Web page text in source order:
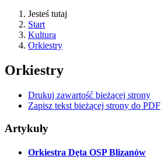
Jesteś tutaj
Start
Kultura
Orkiestry
Orkiestry
Drukuj zawartość bieżącej strony
Zapisz tekst bieżącej strony do PDF
Artykuły
Orkiestra Dęta OSP Blizanów